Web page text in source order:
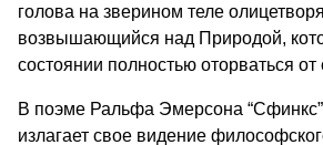
голова на зверином теле
возвышающийся над Природой,
состоянии полностью оторваться от
В поэме Ральфа Эмерсона
излагает свое видение